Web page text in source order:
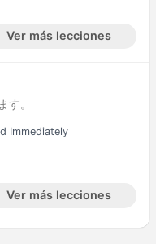
Ver más lecciones
す。
Immediately
Ver más lecciones